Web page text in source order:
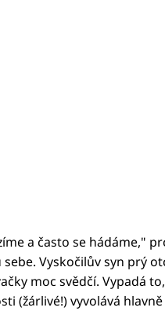
a často se hádáme,"
sebe. Vyskočilův syn prý
moc svědčí. Vypadá
(žárlivé!) vyvolává